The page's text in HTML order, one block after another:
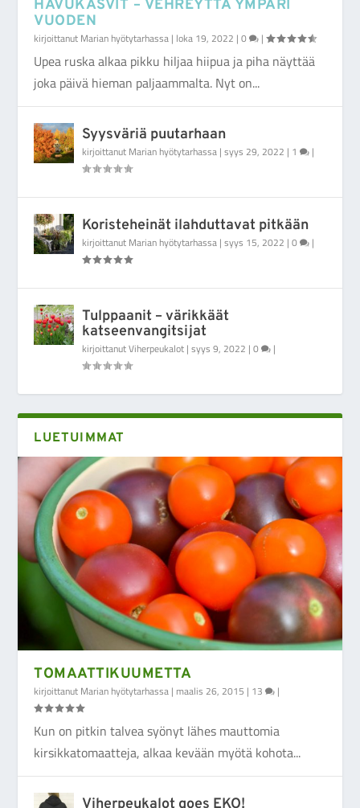
HAVUKASVIT – VEHREYTTÄ YMPÄRI
VUODEN
kirjoittanut Marian hyötytarhassa | loka 19, 2022 |0 |
Upea ruska alkaa pikku hiljaa hiipua ja piha näyttää
joka päivä hieman paljaammalta. Nyt on...
Syysväriä puutarhaan
kirjoittanut Marian hyötytarhassa |syys 29, 2022 | 1 |
Koristeheinät ilahduttavat pitkään
kirjoittanut Marian hyötytarhassa |syys 15, 2022 |0 |
Tulppaanit – värikkäät
katseenvangitsijat
kirjoittanutViherpeukalot |syys 9, 2022 |0 |
LUETUIMMAT
TOMAATTIKUUMETTA
kirjoittanut Marian hyötytarhassa | maalis 26, 2015 | 13 |
Kun on pitkin talvea syönyt lähes mauttomia
kirsikkatomaatteja, alkaa kevään myötä kohota...